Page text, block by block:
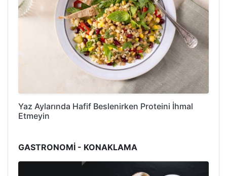
Yaz Aylarında Hafif Beslenirken Proteini İhmal
Etmeyin
GASTRONOMİ - KONAKLAMA